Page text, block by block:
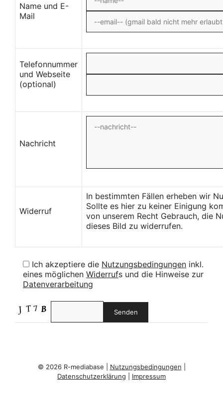
Name und E-
Mail
Telefonnummer
und Webseite
(optional)
Nachricht
Widerruf
In bestimmten Fällen erheben wir
Sollte es hier zu keiner Einigung
von unserem Recht Gebrauch, die
dieses Bild zu widerrufen.
Ich akzeptiere die Nutzungsbedingungen inkl.
eines möglichen Widerrufs und die Hinweise zur
Datenverarbeitung
© 2026 R-mediabase | Nutzungsbedingungen
Datenschutzerklärung
Impressum